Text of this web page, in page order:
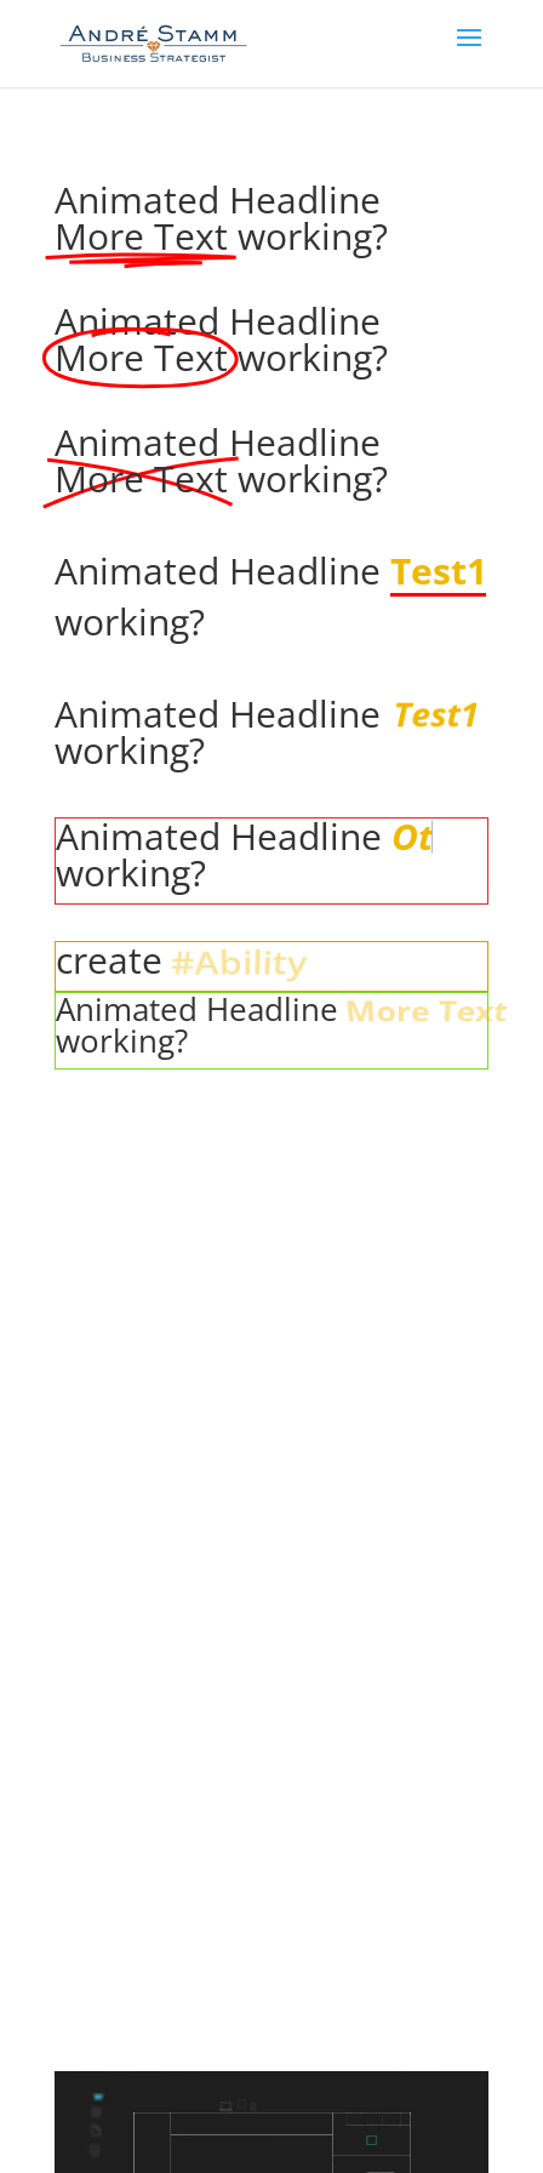
Animated Headline
More Text working?
Animated Headline
More Textworking?
Animated Headline
More Text working?
Animated Headline Test1
working?
Animated Headline Test1
working?
Animated Headline Oth
working?
create #Ability
Animated Headline
More Text